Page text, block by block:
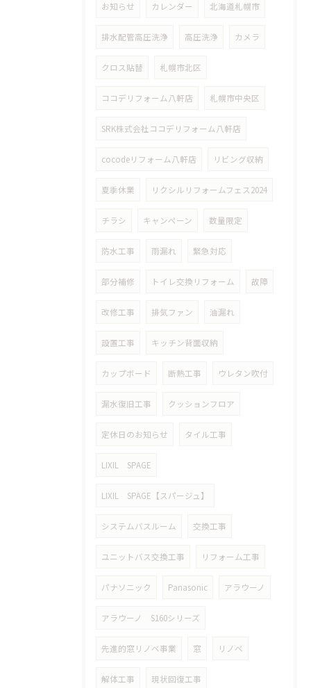
お知らせ カレンダー 北海道札幌市
排水配管高圧洗浄 高圧洗浄 カメラ
クロス貼替 札幌市北区
ココデリフォーム八軒店 札幌市中央区
SRK株式会社ココデリフォーム八軒店
cocodeリフォーム八軒店 リビング収納
夏季休業 リクシルリフォームフェス2024
チラシ キャンペーン 数量限定
防水工事 雨漏れ 緊急対応
部分補修 トイレ交換リフォーム 故障
改修工事 排気ファン 油漏れ
設置工事 キッチン背面収納
カップボード 断熱工事 ウレタン吹付
漏水復旧工事 クッションフロア
定休日のお知らせ タイル工事
LIXIL SPAGE
LIXIL SPAGE【スパージュ】
システムバスルーム 交換工事
ユニットバス交換工事 リフォーム工事
パナソニック Panasonic アラウーノ
アラウーノ S160シリーズ
先進的窓リノベ事業 窓 リノベ
解体工事 現状回復工事